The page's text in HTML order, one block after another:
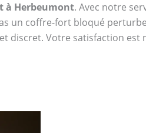
à Herbeumont. Avec notre
un coffre-fort bloqué
discret. Votre satisfaction